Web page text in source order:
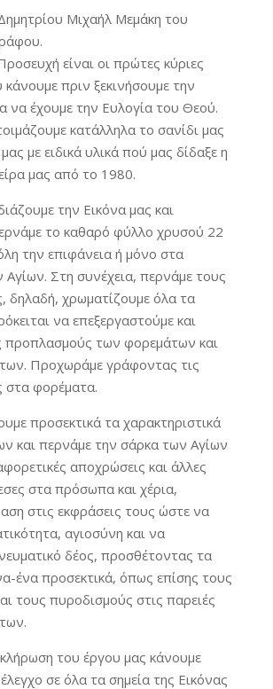
Μιχαήλ Μεμάκη του
είναι οι πρώτες κύριες
κάνουμε πριν ξεκινήσουμε την
να έχουμε την Ευλογία του Θεού.
κατάλληλα το σανίδι μας
με ειδικά υλικά πού μας δίδαξε η
μας από το 1980.
την Εικόνα μας και
το καθαρό φύλλο χρυσού 22
την επιφάνεια ή μόνο στα
Στη συνέχεια, περνάμε τους
δηλαδή, χρωματίζουμε όλα τα
να επεξεργαστούμε και
προπλασμούς των φορεμάτων και
Προχωράμε γράφοντας τις
στα φορέματα.
προσεκτικά τα χαρακτηριστικά
και περνάμε την σάρκα των Αγίων
αποχρώσεις και άλλες
στα πρόσωπα και χέρια,
στις εκφράσεις τους ώστε να
αγιοσύνη και να
δέος, προσθέτοντας τα
ένα προσεκτικά, όπως επίσης τους
τους πυροδισμούς στις παρειές
του έργου μας κάνουμε
σε όλα τα σημεία της Εικόνας